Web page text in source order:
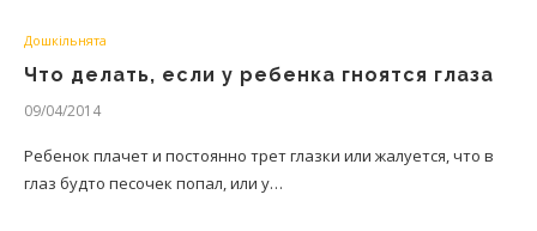
Дошкільнята
Что делать, если у ребенка гноятся глаза
09/04/2014
Ребенок плачет и постоянно трет глазки или жалуется, что в
глаз будто песочек попал, или у…